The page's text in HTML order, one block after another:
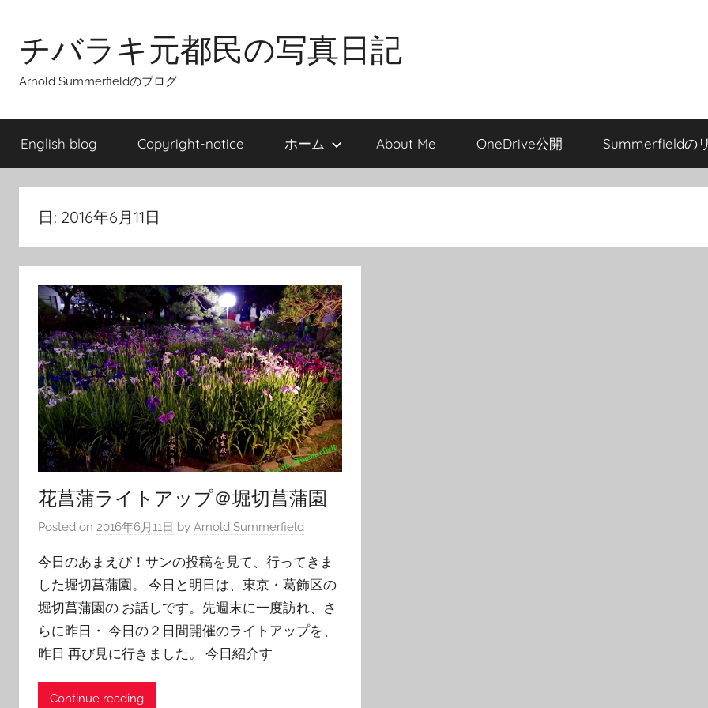
contentチバラキ元都民の写真日記
Arnold Summerfieldのブログ
English blog Copyright-notice ホーム About Me OneDrive公開 Summerfieldの
日: 2016年6月11日
花菖蒲ライトアップ＠堀切菖蒲園
Posted on 2016年6月11日 by Arnold Summerfield
今日のあまえび！サンの投稿を見て、行ってきま
した堀切菖蒲園。 今日と明日は、東京・葛飾区の
堀切菖蒲園の お話しです。先週末に一度訪れ、さ
らに昨日・ 今日の２日間開催のライトアップを、
昨日 再び見に行きました。 今日紹介す
Continue reading